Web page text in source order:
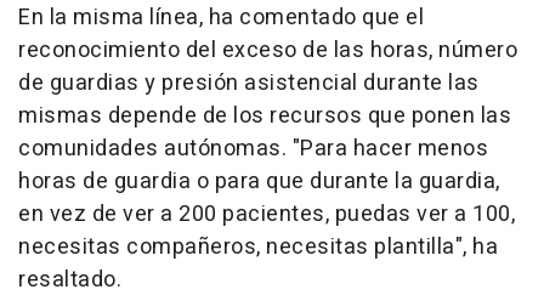
En la misma línea, ha comentado que el
reconocimiento del exceso de las horas, número
de guardias y presión asistencial durante las
mismas depende de los recursos que ponen las
comunidades autónomas. "Para hacer menos
horas de guardia o para que durante la guardia,
en vez de ver a 200 pacientes, puedas ver a 100,
necesitas compañeros, necesitas plantilla", ha
resaltado.